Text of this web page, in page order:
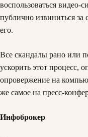
воспользоваться видео-
публично извиниться за
его.
Все скандалы рано или
ускорить этот процесс,
опровержение на
же самое на пресс-
Инфоброкер